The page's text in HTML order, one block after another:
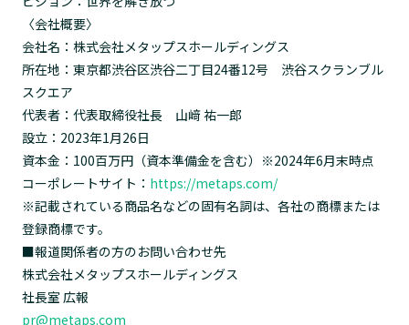
〈会社概要〉
会社名：株式会社メタップスホールディングス
所在地：東京都渋谷区渋谷二丁目24番12号 渋谷スクランブル
スクエア
代表者：代表取締役社長 山﨑 祐一郎
設立：2023年1月26日
資本金：100百万円（資本準備金を含む）※2024年6月末時点
コーポレートサイト： https://metaps.com/
※記載されている商品名などの固有名詞は、各社の商標または
登録商標です。
■報道関係者の方のお問い合わせ先
株式会社メタップスホールディングス
社長室 広報
pr@metaps.com